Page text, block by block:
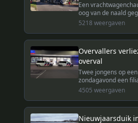
Een
oog van de naald
vrachtwagen een
binnenrijden van de
5218 weergaven
Overvallers
overval
Twee jongens op
zondagavond een
Roermond hadden
een gedeelte van de
4505 weergaven
Nieuwjaarsduik